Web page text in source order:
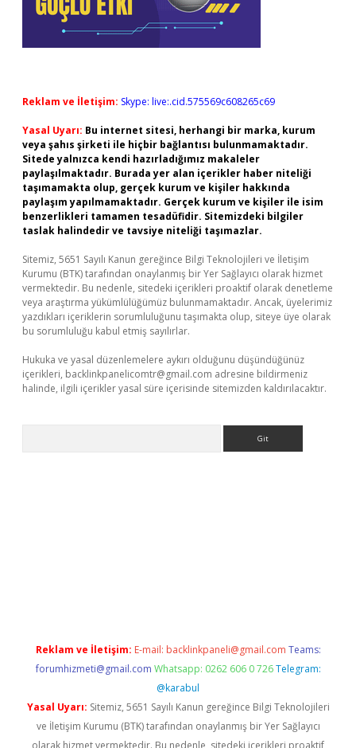
Reklam ve İletişim: Skype: live:.cid.575569c608265c69
Yasal Uyarı: Bu internet sitesi, herhangi bir marka, kurum
veya şahıs şirketi ile hiçbir bağlantısı bulunmamaktadır.
Sitede yalnızca kendi hazırladığımız makaleler
paylaşılmaktadır. Burada yer alan içerikler haber niteliği
taşımamakta olup, gerçek kurum ve kişiler hakkında
paylaşım yapılmamaktadır. Gerçek kurum ve kişiler ile isim
benzerlikleri tamamen tesadüfidir. Sitemizdeki bilgiler
taslak halindedir ve tavsiye niteliği taşımazlar.
Sitemiz, 5651 Sayılı Kanun gereğince Bilgi Teknolojileri ve İletişim
Kurumu (BTK) tarafından onaylanmış bir Yer Sağlayıcı olarak hizmet
vermektedir. Bu nedenle, sitedeki içerikleri proaktif olarak denetleme
veya araştırma yükümlülüğümüz bulunmamaktadır. Ancak, üyelerimiz
yazdıkları içeriklerin sorumluluğunu taşımakta olup, siteye üye olarak
bu sorumluluğu kabul etmiş sayılırlar.
Hukuka ve yasal düzenlemelere aykırı olduğunu düşündüğünüz
içerikleri, backlinkpanelicomtr@gmail.com adresine bildirmeniz
halinde, ilgili içerikler yasal süre içerisinde sitemizden kaldırılacaktır.
Reklam ve İletişim: E-mail: backlinkpaneli@gmail.com Teams:
forumhizmeti@gmail.com Whatsapp: 0262 606 0 726 Telegram:
@karabul
Yasal Uyarı: Sitemiz, 5651 Sayılı Kanun gereğince Bilgi Teknolojileri
ve İletişim Kurumu (BTK) tarafından onaylanmış bir Yer Sağlayıcı
olarak hizmet vermektedir. Bu nedenle, sitedeki içerikleri proaktif